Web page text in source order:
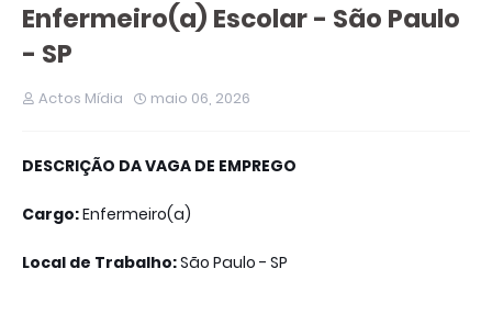
Enfermeiro(a) Escolar - São Paulo
- SP
Actos Mídia maio 06, 2026
DESCRIÇÃO DA VAGA DE EMPREGO
Cargo:Enfermeiro(a)
Local de Trabalho:São Paulo - SP